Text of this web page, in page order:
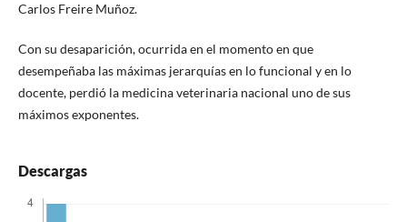
Carlos Freire Muñoz.
Con su desaparición, ocurrida en el momento en que
desempeñaba las máximas jerarquías en lo funcional y en lo
docente, perdió la medicina veterinaria nacional uno de sus
máximos exponentes.
Descargas